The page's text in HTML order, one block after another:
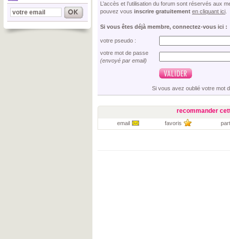
L’accès et l’utilisation du forum sont réservés aux
pouvez vous inscrire gratuitement en cliquant ici
Si vous êtes déjà membre, connectez-vous ici :
votre pseudo :
votre mot de passe
(envoyé par email)
Si vous avez oublié votre mot
recommander
email favoris